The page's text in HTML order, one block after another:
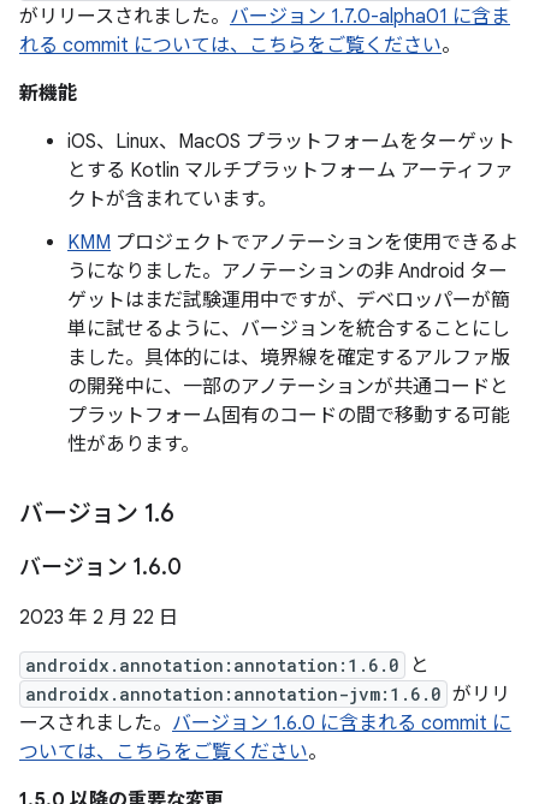
がリリースされました。 バージョン 1.7.0-alpha01 に含ま
れる commit については、こちらをご覧ください。
新機能
iOS、Linux、MacOS プラットフォームをターゲット
とする Kotlin マルチプラットフォーム アーティファ
クトが含まれています。
KMM プロジェクトでアノテーションを使用できるよ
うになりました。アノテーションの非 Android ター
ゲットはまだ試験運用中ですが、デベロッパーが簡
単に試せるように、バージョンを統合することにし
ました。具体的には、境界線を確定するアルファ版
の開発中に、一部のアノテーションが共通コードと
プラットフォーム固有のコードの間で移動する可能
性があります。
バージョン 1.6
バージョン 1.6.0
2023 年 2 月 22 日
androidx.annotation:annotation:1.6.0 と
androidx.annotation:annotation-jvm:1.6.0 がリリ
ースされました。 バージョン 1.6.0 に含まれる commit に
ついては、こちらをご覧ください。